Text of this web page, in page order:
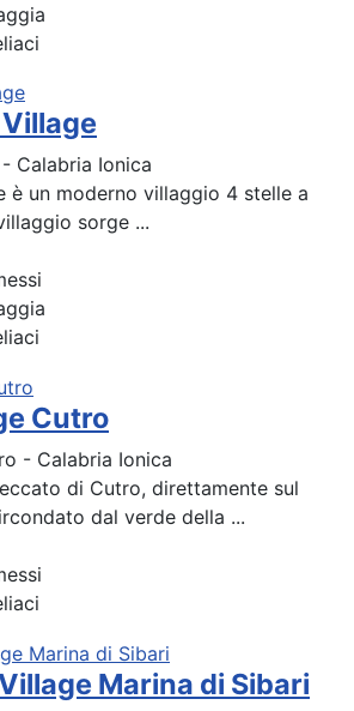
Calabria Ionica
è un moderno villaggio 4 stelle a
sorge ...
Cutro
- Calabria Ionica
di Cutro, direttamente sul
dal verde della ...
Marina di Sibari